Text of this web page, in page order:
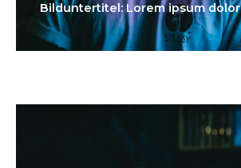
Bilduntertitel: Lorem ipsum dolor